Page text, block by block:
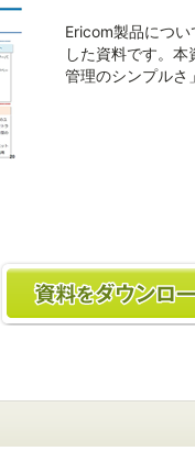
Ericom製品につ
した資料です。
管理のシンプルさ